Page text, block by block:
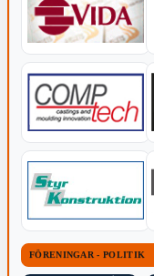
FÖRENINGAR - POLITIK